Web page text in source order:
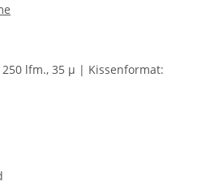
250 lfm., 35 µ | Kissenformat: